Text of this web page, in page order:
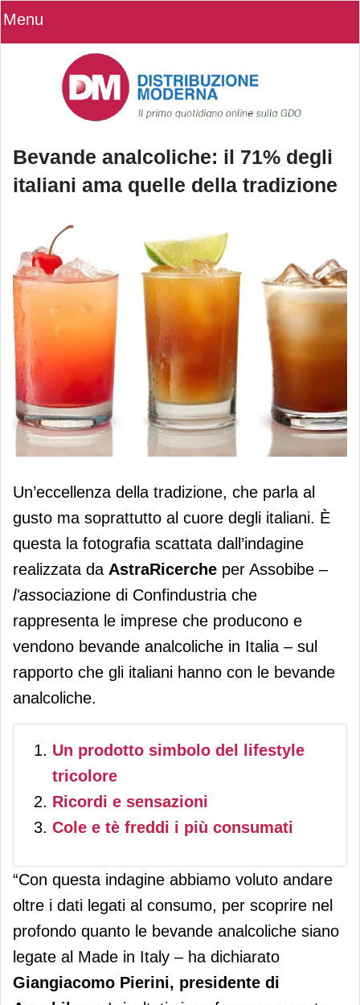
Menu
Bevande analcoliche: il 71% degli
italiani ama quelle della tradizione
Bevande analcoliche: il 71% degli
italiani ama quelle della tradizione
Un’eccellenza della tradizione, che parla al
gusto ma soprattutto al cuore degli italiani. È
questa la fotografia scattata dall’indagine
realizzata da AstraRicerche per Assobibe –
l'associazione di Confindustria che
rappresenta le imprese che producono e
vendono bevande analcoliche in Italia – sul
rapporto che gli italiani hanno con le bevande
analcoliche.
Un prodotto simbolo del lifestyle
tricolore
Ricordi e sensazioni
Cole e tè freddi i più consumati
“Con questa indagine abbiamo voluto andare
oltre i dati legati al consumo, per scoprire nel
profondo quanto le bevande analcoliche siano
legate al Made in Italy – ha dichiarato
Giangiacomo Pierini, presidente di